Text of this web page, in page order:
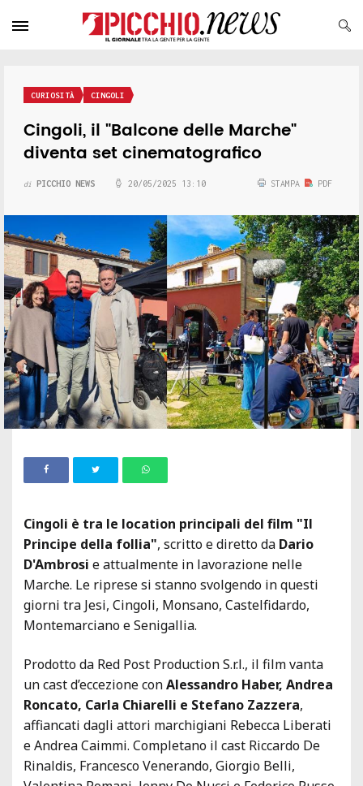
CURIOSITÀ CINGOLI
Cingoli, il "Balcone delle Marche"
diventa set cinematografico
di PICCHIO NEWS 20/05/2025 13:10 STAMPA PDF
Cingoli è tra le location principali del film "Il
Principe della follia", scritto e diretto da Dario
D'Ambrosi e attualmente in lavorazione nelle
Marche. Le riprese si stanno svolgendo in questi
giorni tra Jesi, Cingoli, Monsano, Castelfidardo,
Montemarciano e Senigallia.
Prodotto da Red Post Production S.r.l., il film vanta
un cast d’eccezione conAlessandro Haber, Andrea
Roncato, Carla Chiarelli e Stefano Zazzera,
affiancati dagli attori marchigiani Rebecca Liberati
e Andrea Caimmi. Completano il cast Riccardo De
Rinaldis, Francesco Venerando, Giorgio Belli,